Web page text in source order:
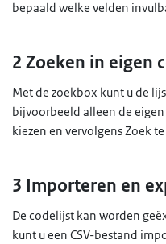
bepaald welke velden
2 Zoeken in eigen
Met de zoekbox kunt u de
bijvoorbeeld alleen de
kiezen en vervolgens Zoek
3 Importeren en
De codelijst kan worden
kunt u een CSV-bestand